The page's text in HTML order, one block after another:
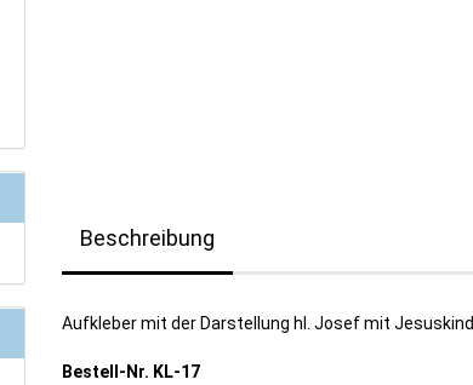
Beschreibung
Aufkleber mit der Darstellung hl. Josef mit Jesuskind.
Bestell-Nr. KL-17